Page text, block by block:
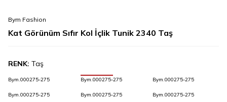
Bym Fashion
Kat Görünüm Sıfır Kol İçlik Tunik 2340 Taş
RENK: Taş
Bym.000275-275 Bym.000275-275 Bym.000275-275
Bym.000275-275 Bym.000275-275 Bym.000275-275